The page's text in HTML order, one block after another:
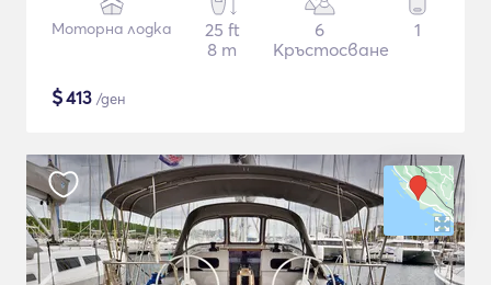
Моторна лодка
25 ft
8 m
6
Кръстосване
1
$413 /ден